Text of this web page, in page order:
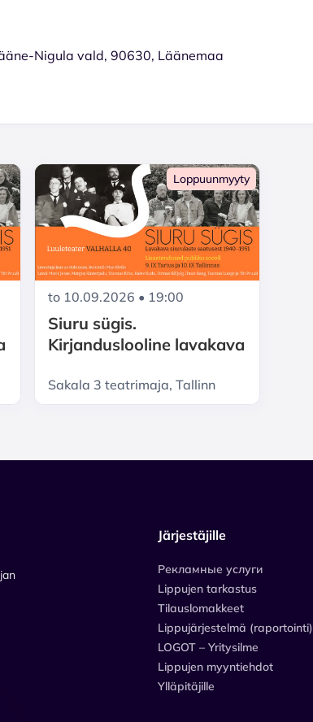
Nigula vald, 90630, Läänemaa
Loppuunmyyty
to 10.09.2026 • 19:00
Siuru sügis.
Kirjanduslooline lavakava
Sakala 3 teatrimaja, Tallinn
Järjestäjille
Рекламные услуги
Lippujen tarkastus
Tilauslomakkeet
Lippujärjestelmä (raportointi)
LOGOT – Yritysilme
Lippujen myyntiehdot
Ylläpitäjille